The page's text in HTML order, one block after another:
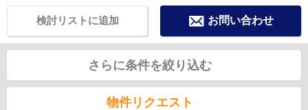
お問い合わせ
検討リストに追加
さらに条件を絞り込む
物件リクエスト